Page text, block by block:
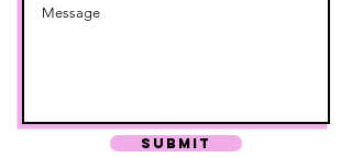
SUBMIT